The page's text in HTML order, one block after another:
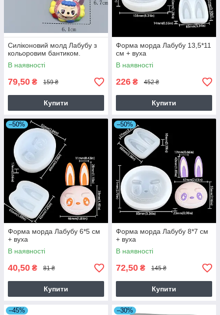
Силіконовий молд Лабубу з
кольоровим бантиком.
В наявності
79,50 ₴ 159 ₴
Купити
Форма морда Лабубу 13,5*11
см + вуха
В наявності
226 ₴ 452 ₴
Купити
–50%
Форма морда Лабубу 6*5 см
+ вуха
В наявності
40,50 ₴ 81 ₴
Купити
–50%
Форма морда Лабубу 8*7 см
+ вуха
В наявності
72,50 ₴ 145 ₴
Купити
–45% –30%